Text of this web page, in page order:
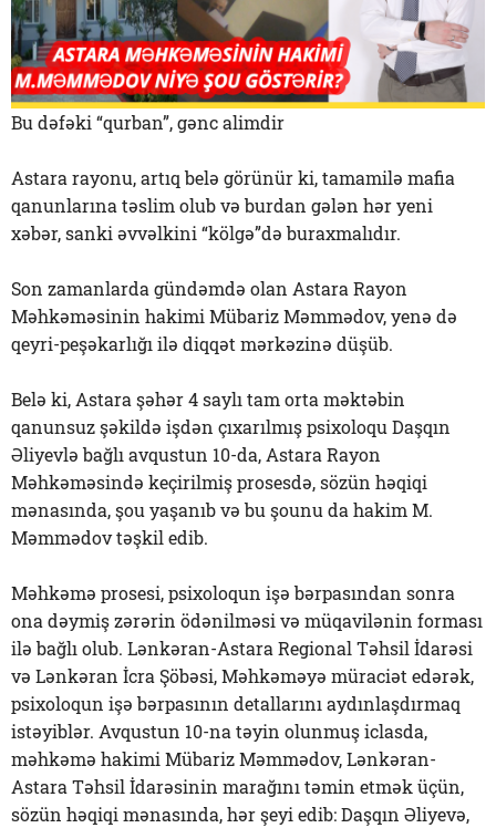
Bu dəfəki “qurban”, gənc alimdir
Astara rayonu, artıq belə görünür ki, tamamilə mafia
qanunlarına təslim olub və burdan gələn hər yeni
xəbər, sanki əvvəlkini “kölgə”də buraxmalıdır.
Son zamanlarda gündəmdə olan Astara Rayon
Məhkəməsinin hakimi Mübariz Məmmədov, yenə də
qeyri-peşəkarlığı ilə diqqət mərkəzinə düşüb.
Belə ki, Astara şəhər 4 saylı tam orta məktəbin
qanunsuz şəkildə işdən çıxarılmış psixoloqu Daşqın
Əliyevlə bağlı avqustun 10-da, Astara Rayon
Məhkəməsində keçirilmiş prosesdə, sözün həqiqi
mənasında, şou yaşanıb və bu şounu da hakim M.
Məmmədov təşkil edib.
Məhkəmə prosesi, psixoloqun işə bərpasından sonra
ona dəymiş zərərin ödənilməsi və müqavilənin forması
ilə bağlı olub. Lənkəran-Astara Regional Təhsil İdarəsi
və Lənkəran İcra Şöbəsi, Məhkəməyə müraciət edərək,
psixoloqun işə bərpasının detallarını aydınlaşdırmaq
istəyiblər. Avqustun 10-na təyin olunmuş iclasda,
məhkəmə hakimi Mübariz Məmmədov, Lənkəran-
Astara Təhsil İdarəsinin marağını təmin etmək üçün,
sözün həqiqi mənasında, hər şeyi edib: Daşqın Əliyevə,